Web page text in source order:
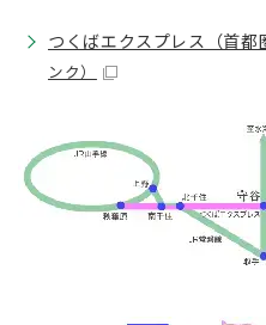
つくばエクスプレス（首都
ンク）